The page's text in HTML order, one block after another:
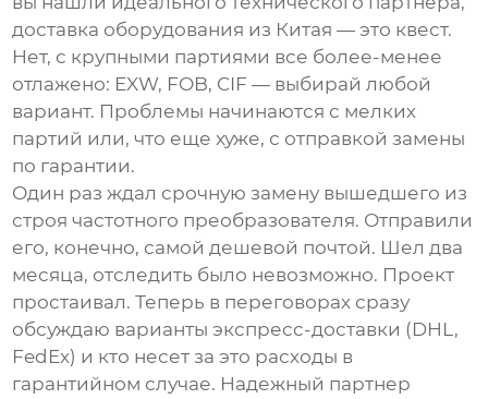
доставка оборудования из Китая — это квест.
Нет, с крупными партиями все более-менее
отлажено: EXW, FOB, CIF — выбирай любой
вариант. Проблемы начинаются с мелких
партий или, что еще хуже, с отправкой замены
по гарантии.
Один раз ждал срочную замену вышедшего из
строячастотного преобразователя. Отправили
его, конечно, самой дешевой почтой. Шел два
месяца, отследить было невозможно. Проект
простаивал. Теперь в переговорах сразу
обсуждаю варианты экспресс-доставки (DHL,
FedEx) и кто несет за это расходы в
гарантийном случае. Надежный партнер